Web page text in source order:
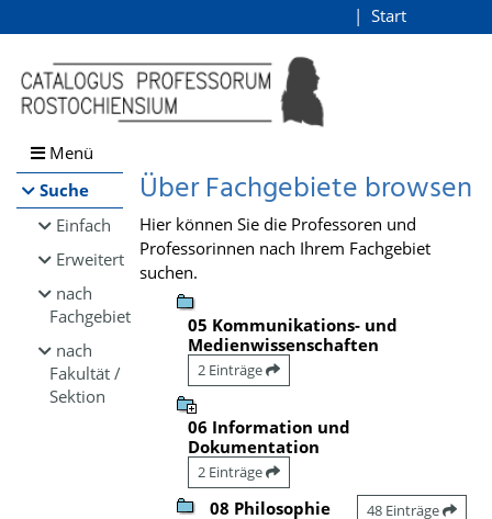
Browsen
direkt zum Inhalt
Start
Menü
Suche
Einfach
Erweitert
nach
Fachgebiet
nach
Fakultät /
Sektion
Über Fachgebiete browsen
Hier können Sie die Professoren und
Professorinnen nach Ihrem Fachgebiet
suchen.
05 Kommunikations- und
Medienwissenschaften
2 Einträge
06 Information und
Dokumentation
2 Einträge
08 Philosophie 48 Einträge